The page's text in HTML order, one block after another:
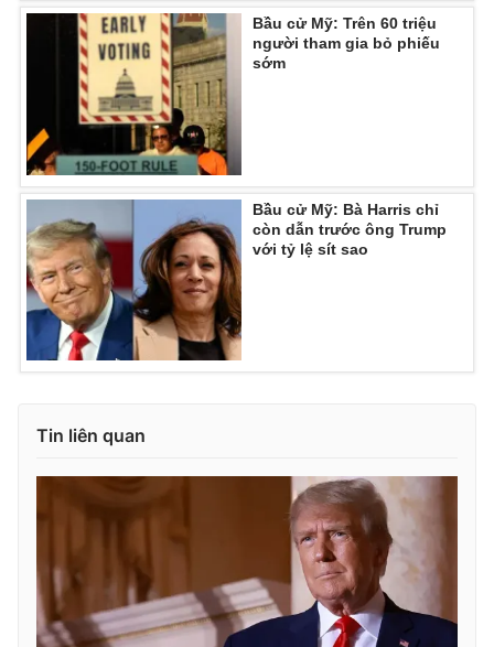
Bầu cử Mỹ: Trên 60 triệu
người tham gia bỏ phiếu
sớm
Bầu cử Mỹ: Bà Harris chỉ
còn dẫn trước ông Trump
với tỷ lệ sít sao
Tin liên quan